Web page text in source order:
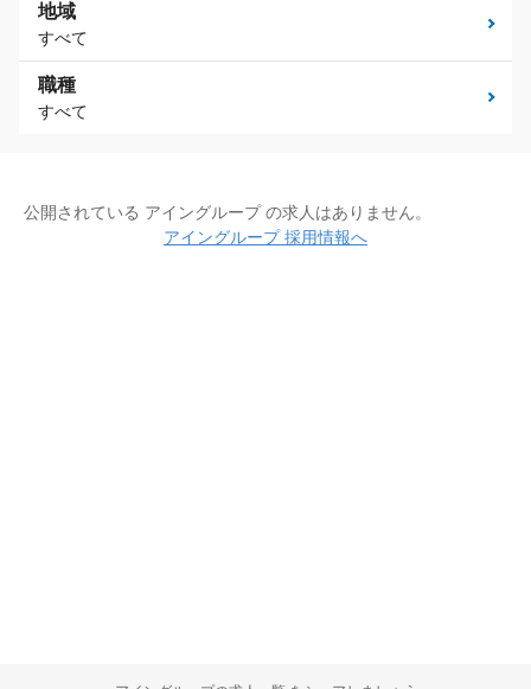
地域
すべて
職種
すべて
公開されている アイングループ の求人はありません。
アイングループ 採用情報へ